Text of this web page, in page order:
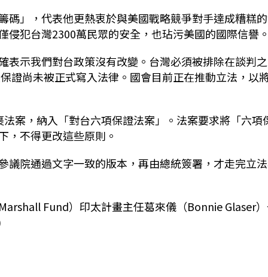
碼」，代表他更熱衷於與美國戰略競爭對手達成糟糕
侵犯台灣2300萬民眾的安全，也玷污美國的國際信譽
表示我們對台政策沒有改變。台灣必須被排除在談判之
證尚未被正式寫入法律。國會目前正在推動立法，以
案，納入「對台六項保證法案」。法案要求將「六項
，不得更改這些原則。
議院通過文字一致的版本，再由總統簽署，才走完立
Fund）印太計畫主任葛來儀（Bonnie Glaser